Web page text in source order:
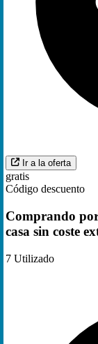
Ir a la oferta
gratis
Código descuento
Comprando
casa sin coste
7 Utilizado